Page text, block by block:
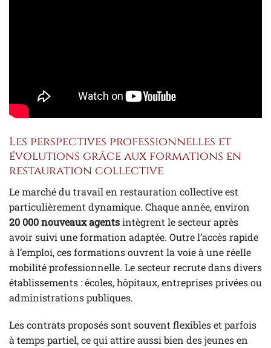
Les perspectives professionnelles et
évolutions grâce aux formations en
restauration collective
Le marché du travail en restauration collective est
particulièrement dynamique. Chaque année, environ
20 000 nouveaux agentsintègrent le secteur après
avoir suivi une formation adaptée. Outre l’accès rapide
à l’emploi, ces formations ouvrent la voie à une réelle
mobilité professionnelle. Le secteur recrute dans divers
établissements : écoles, hôpitaux, entreprises privées ou
administrations publiques.
Les contrats proposés sont souvent flexibles et parfois
à temps partiel, ce qui attire aussi bien des jeunes en